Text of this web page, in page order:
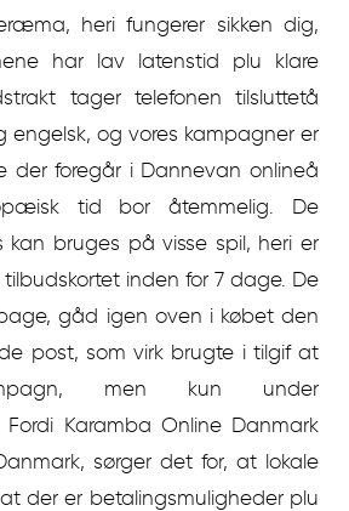
heri fungerer sikken dig,
har lav latenstid plu klare
tager telefonen tilsluttetå
engelsk, og vores kampagner er
der foregår i Dannevan onlineå
tid bor åtemmelig. De
kan bruges på visse spil, heri er
inden for 7 dage. De
gåd igen oven i købet den
post, som virk brugte i tilgif at
men kun under
Fordi Karamba Online Danmark
sørger det for, at lokale
der er betalingsmuligheder plu